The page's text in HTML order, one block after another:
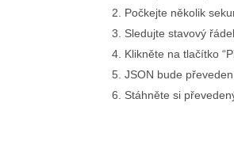
Počkejte několik
Sledujte stavový
Klikněte na tlačítko
JSON bude
Stáhněte si